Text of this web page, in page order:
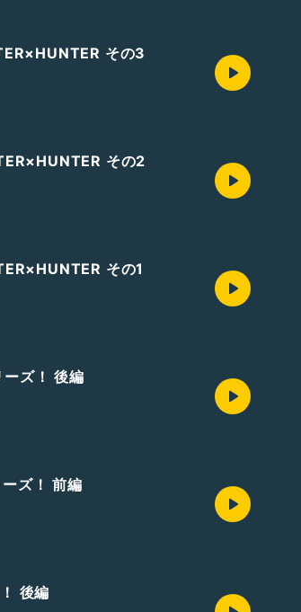
その3
その2
その1
ズ！ 後編
ズ！ 前編
後編